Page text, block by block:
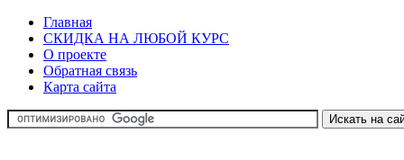
Главная
СКИДКА НА ЛЮБОЙ КУРС
О проекте
Обратная связь
Карта сайта